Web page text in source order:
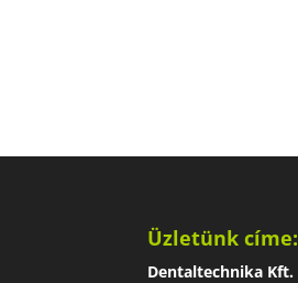
Üzletünk címe:
Dentaltechnika Kft.